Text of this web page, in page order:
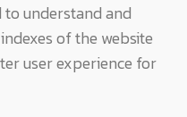
understand and
of the website
user experience for